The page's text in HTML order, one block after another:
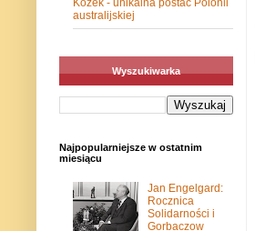
Kozek - unikalna postać Polonii
australijskiej
Wyszukiwarka
Najpopularniejsze w ostatnim
miesiącu
Jan Engelgard:
Rocznica
Solidarności i
Gorbaczow